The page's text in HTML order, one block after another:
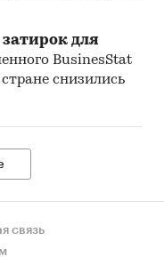
для
BusinesStat
снизились
связь